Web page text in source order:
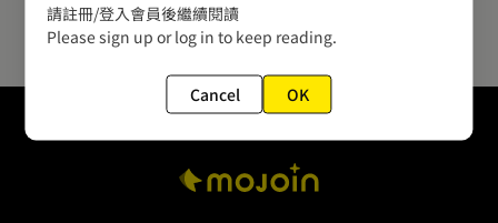
請註冊/登入會員後繼續閱讀
Please sign up or log in to keep reading.
Cancel OK